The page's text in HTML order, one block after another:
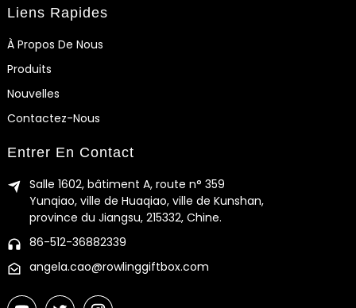
Liens Rapides
À Propos De Nous
Produits
Nouvelles
Contactez-Nous
Entrer En Contact
Salle 1602, bâtiment A, route n° 359
Yunqiao, ville de Huaqiao, ville de Kunshan,
province du Jiangsu, 215332, Chine.
86-512-36882339
angela.cao@rowlinggiftbox.com